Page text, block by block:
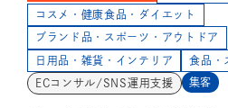
コスメ・健康食品・ダイエット
ブランド品・スポーツ・アウトドア
日用品・雑貨・インテリア 食品・
ECコンサル/SNS運用支援 集客